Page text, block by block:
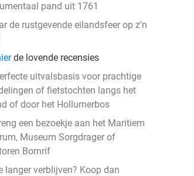
pand uit 1761
de rustgevende eilandsfeer op z'n
de lovende recensies
uitvalsbasis voor prachtige
of fietstochten langs het
of door het Hollumerbos
een bezoekje aan het Maritiem
Museum Sorgdrager of
Bornrif
langer verblijven? Koop dan